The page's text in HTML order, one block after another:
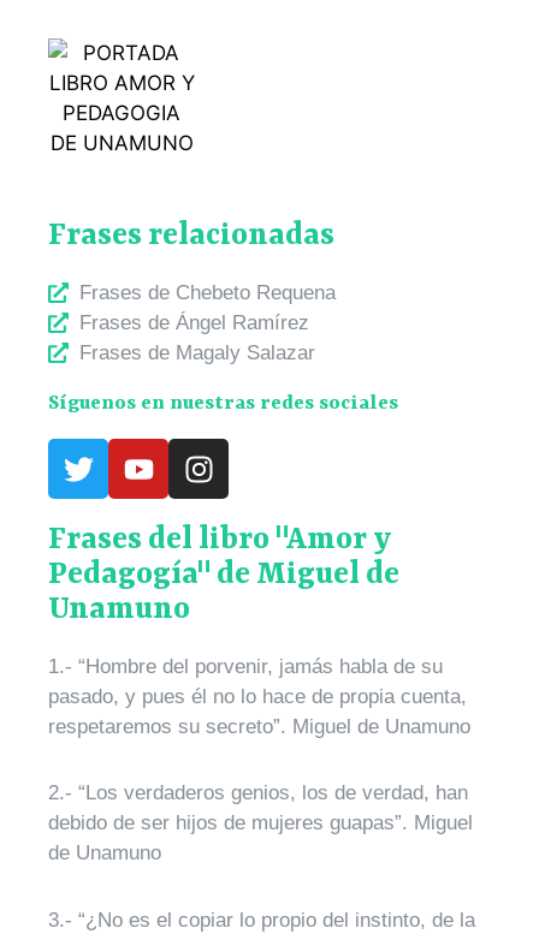
Frases relacionadas
Frases de Chebeto Requena
Frases de Ángel Ramírez
Frases de Magaly Salazar
Síguenos en nuestras redes sociales
Frases del libro "Amor y
Pedagogía" de Miguel de
Unamuno
1.- “Hombre del porvenir, jamás habla de su
pasado, y pues él no lo hace de propia cuenta,
respetaremos su secreto”. Miguel de Unamuno
2.- “Los verdaderos genios, los de verdad, han
debido de ser hijos de mujeres guapas”. Miguel
de Unamuno
3.- “¿No es el copiar lo propio del instinto, de la